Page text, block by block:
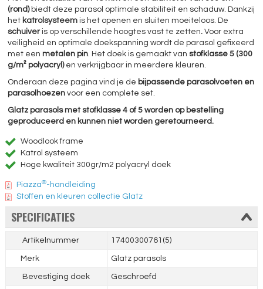
(rond)biedt deze parasol optimale stabiliteit en schaduw. Dankzij
het katrolsysteem is het openen en sluiten moeiteloos. De
schuiver is op verschillende hoogtes vast te zetten.Voor extra
veiligheid en optimale doekspanning wordt de parasol gefixeerd
met een metalen pin. Het doek is gemaakt vanstofklasse 5 (300
g/m² polyacryl) en verkrijgbaar in meerdere kleuren.
Onderaan deze pagina vind je de bijpassende parasolvoeten en
parasolhoezen voor een complete set.
Glatz parasols met stofklasse 4 of 5 worden op bestelling
geproduceerd en kunnen niet worden geretourneerd.
Woodlook frame
Katrol systeem
Hoge kwaliteit 300gr/m2 polyacryl doek
Piazza®-handleiding
Stoffen en kleuren collectie Glatz
SPECIFICATIES
Artikelnummer 17400300761(5)
Merk Glatz parasols
Bevestiging doek Geschroefd